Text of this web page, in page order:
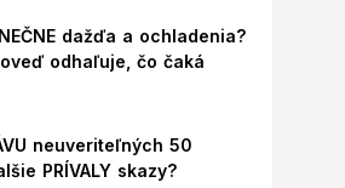
dažďa a ochladenia?
odhaľuje, čo čaká
neuveriteľných 50
PRÍVALY skazy?